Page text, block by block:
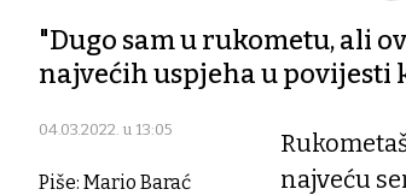
"Dugo sam u rukometu, ali
najvećih uspjeha u povijesti
04.03.2022. u 13:05
Piše: Mario Barać
najveću